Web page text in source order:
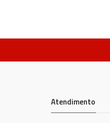
Atendimento